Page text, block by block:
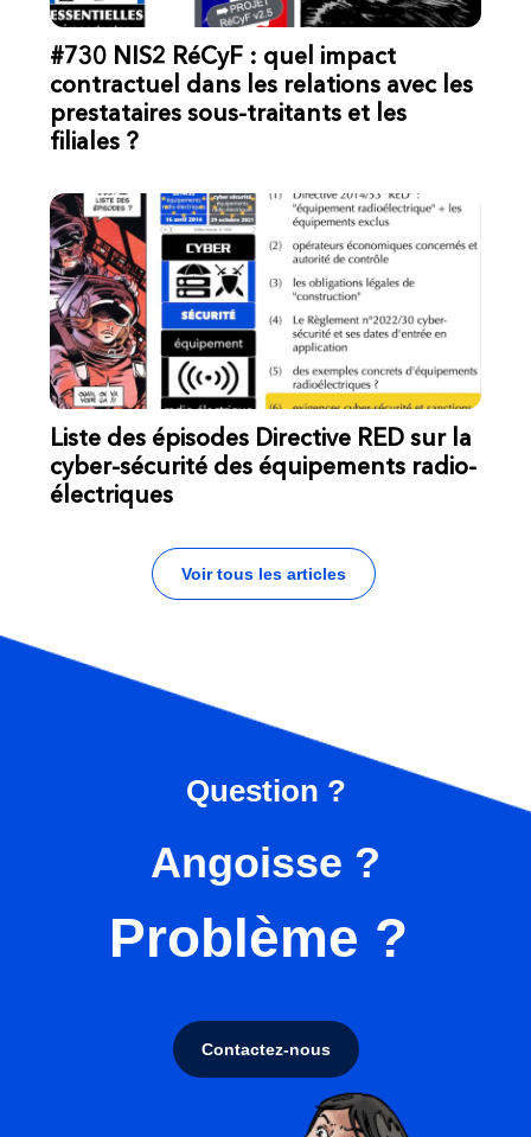
#730 NIS2 RéCyF : quel impact
contractuel dans les relations avec les
prestataires sous-traitants et les
filiales ?
Liste des épisodes Directive RED sur la
cyber-sécurité des équipements radio-
électriques
Voir tous les articles
Question ?
Angoisse ?
Problème ?
Contactez-nous